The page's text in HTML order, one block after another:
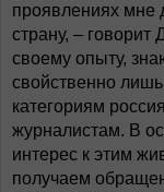
проявлениях мне
страну, –
своему опыту,
свойственно
категориям
журналистам. В
интерес к этим
получаем